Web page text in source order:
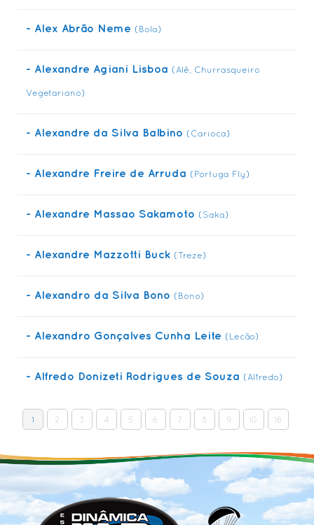
- Alex Abrão Neme (Bola)
- Alexandre Agiani Lisboa (Alê, Churrasqueiro
Vegetariano)
- Alexandre da Silva Balbino (Carioca)
- Alexandre Freire de Arruda (Portuga Fly)
- Alexandre Massao Sakamoto (Saka)
- Alexandre Mazzotti Buck (Treze)
- Alexandro da Silva Bono (Bono)
- Alexandro Gonçalves Cunha Leite (Lecão)
- Alfredo Donizeti Rodrigues de Souza (Alfredo)
2 3 4 5 6 7 8 9 10 16